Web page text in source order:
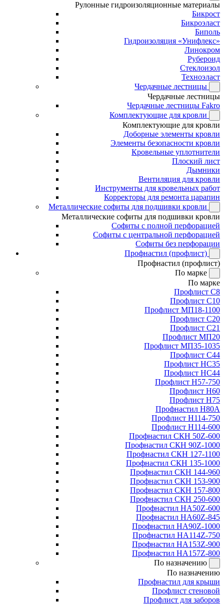
Рулонные гидроизоляционные материалы
Бикрост
Бикроэласт
Биполь
Гидроизоляция «Унифлекс»
Линокром
Рубероид
Стеклоизол
Техноэласт
Чердачные лестницы
Чердачные лестницы
Чердачные лестницы Fakro
Комплектующие для кровли
Комплектующие для кровли
Доборные элементы кровли
Элементы безопасности кровли
Кровельные уплотнители
Плоский лист
Дымники
Вентиляция для кровли
Инструменты для кровельных работ
Корректоры для ремонта царапин
Металлические софиты для подшивки кровли
Металлические софиты для подшивки кровли
Софиты с полной перфорацией
Софиты с центральной перфорацией
Софиты без перфорации
Профнастил (профлист)
Профнастил (профлист)
По марке
По марке
Профлист С8
Профлист С10
Профлист МП18-1100
Профлист С20
Профлист С21
Профлист МП20
Профлист МП35-1035
Профлист С44
Профлист НС35
Профлист НС44
Профлист Н57-750
Профлист Н60
Профлист Н75
Профнастил Н80А
Профлист Н114-750
Профлист Н114-600
Профнастил СКН 50Z-600
Профнастил СКН 90Z-1000
Профнастил СКН 127-1100
Профнастил СКН 135-1000
Профнастил СКН 144-960
Профнастил СКН 153-900
Профнастил СКН 157-800
Профнастил СКН 250-600
Профнастил НА50Z-600
Профнастил НА60Z-845
Профнастил НА90Z-1000
Профнастил НА114Z-750
Профнастил НА153Z-900
Профнастил НА157Z-800
По назначению
По назначению
Профнастил для крыши
Профлист стеновой
Профлист для заборов